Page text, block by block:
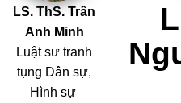
LS. ThS. Trần
Anh Minh
Luật sư tranh
tụng Dân sự,
Hình sự